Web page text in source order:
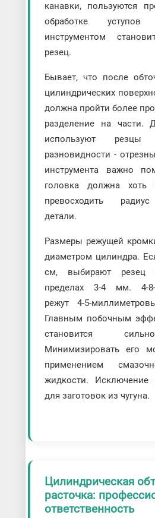
канавки, пользуются
обработке уступов
инструментом
резец.
Бывает, что после
цилиндрических
должна пройти более
разделение на части.
используют
разновидности -
инструмента важно
головка должна хоть
превосходить
детали.
Размеры режущей
диаметром цилиндра.
см, выбирают
пределах 3-4 мм. 4-8-
режут 4-5-
Главным побочным
становится
Минимизировать его
применением
жидкости. Исключение
для заготовок из чугуна.
Цилиндрическая
расточка:
ответственность